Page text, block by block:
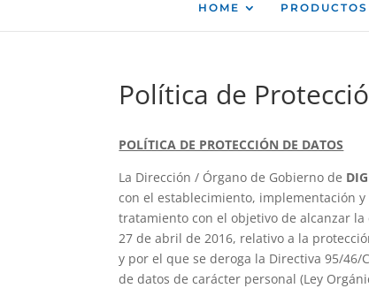
HOME
Política de
POLÍTICA DE PROTECCIÓN DE DATOS
La Dirección / Órgano de Gobierno de
con el establecimiento, implementación
tratamiento con el objetivo de alcanzar la
27 de abril de 2016, relativo a la
y por el que se deroga la Directiva 95/46/
de datos de carácter personal (Ley